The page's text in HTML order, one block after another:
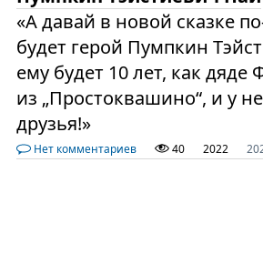
«А давай в новой сказке
будет герой Пумпкин
ему будет 10 лет, как дяде
из „Простоквашино“, и у
друзья!»
Нет комментариев 40 2022